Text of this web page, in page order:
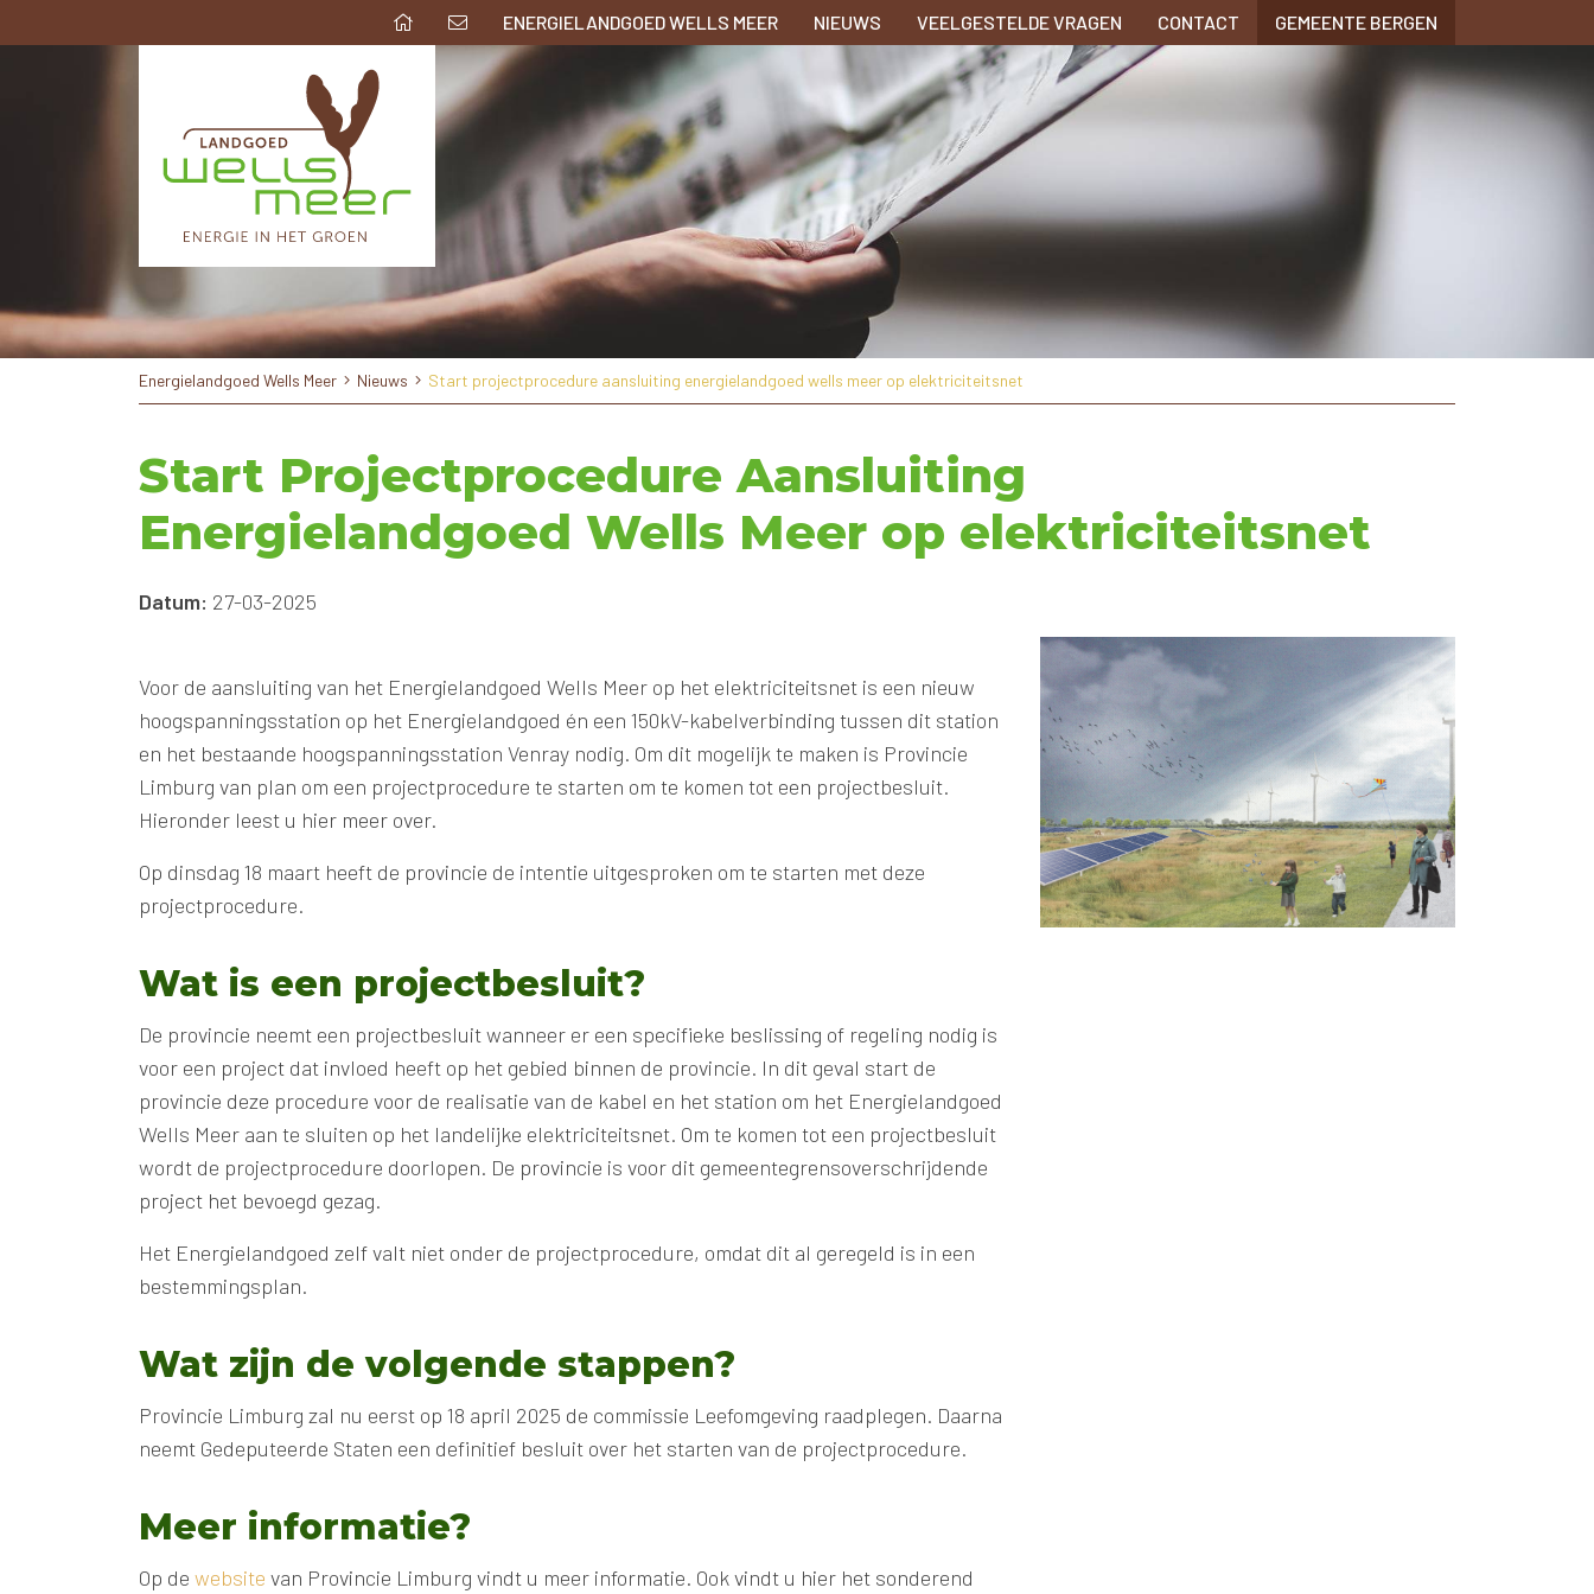
ENERGIELANDGOED WELLS MEER NIEUWS VEELGESTELDE VRAGEN CONTACT GEMEENTE BERGEN
Energielandgoed Wells Meer Nieuws Start projectprocedure aansluiting energielandgoed wells meer op elektriciteitsnet
Start Projectprocedure Aansluiting
Energielandgoed Wells Meer op elektriciteitsnet
Datum: 27-03-2025
Voor de aansluiting van het Energielandgoed Wells Meer op het elektriciteitsnet is een nieuw
hoogspanningsstation op het Energielandgoed én een 150kV-kabelverbinding tussen dit station
en het bestaande hoogspanningsstation Venray nodig. Om dit mogelijk te maken is Provincie
Limburg van plan om een projectprocedure te starten om te komen tot een projectbesluit.
Hieronder leest u hier meer over.
Op dinsdag 18 maart heeft de provincie de intentie uitgesproken om te starten met deze
projectprocedure.
Wat is een projectbesluit?
De provincie neemt een projectbesluit wanneer er een specifieke beslissing of regeling nodig is
voor een project dat invloed heeft op het gebied binnen de provincie. In dit geval start de
provincie deze procedure voor de realisatie van de kabel en het station om het Energielandgoed
Wells Meer aan te sluiten op het landelijke elektriciteitsnet. Om te komen tot een projectbesluit
wordt de projectprocedure doorlopen. De provincie is voor dit gemeentegrensoverschrijdende
project het bevoegd gezag.
Het Energielandgoed zelf valt niet onder de projectprocedure, omdat dit al geregeld is in een
bestemmingsplan.
Wat zijn de volgende stappen?
Provincie Limburg zal nu eerst op 18 april 2025 de commissie Leefomgeving raadplegen. Daarna
neemt Gedeputeerde Staten een definitief besluit over het starten van de projectprocedure.
Meer informatie?
Op de website van Provincie Limburg vindt u meer informatie. Ook vindt u hier het sonderend